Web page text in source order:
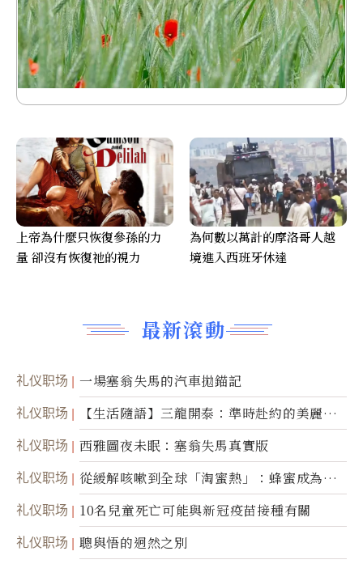
最新滾動
礼仪职场 一場塞翁失馬的汽車拋錨記
礼仪职场
【生活隨語】三龍開泰：準時赴約的美麗震
撼
礼仪职场 西雅圖夜未眠：塞翁失馬真實版
礼仪职场
從緩解咳嗽到全球「淘蜜熱」：蜂蜜成為健
康產業前沿商品
礼仪职场 10名兒童死亡可能與新冠疫苗接種有關
礼仪职场 聰與悟的迥然之別
上帝為什麼只恢復參孫的力
量 卻沒有恢復祂的視力
為何數以萬計的摩洛哥人越
境進入西班牙休達